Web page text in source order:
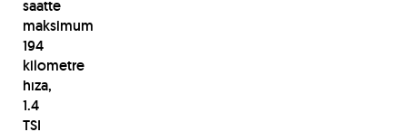
saatte
maksimum
194
kilometre
hıza,
1.4
TSI